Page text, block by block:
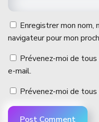
Enregistrer mon
navigateur pour mon
Prévenez-moi de
e-mail.
Prévenez-moi de